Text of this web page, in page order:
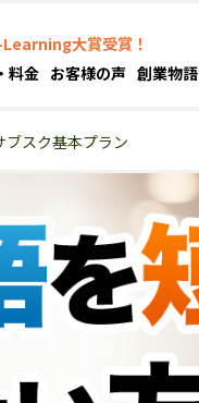
大賞受賞！
料金 お客様の声 創業物語
ブスク基本プラン